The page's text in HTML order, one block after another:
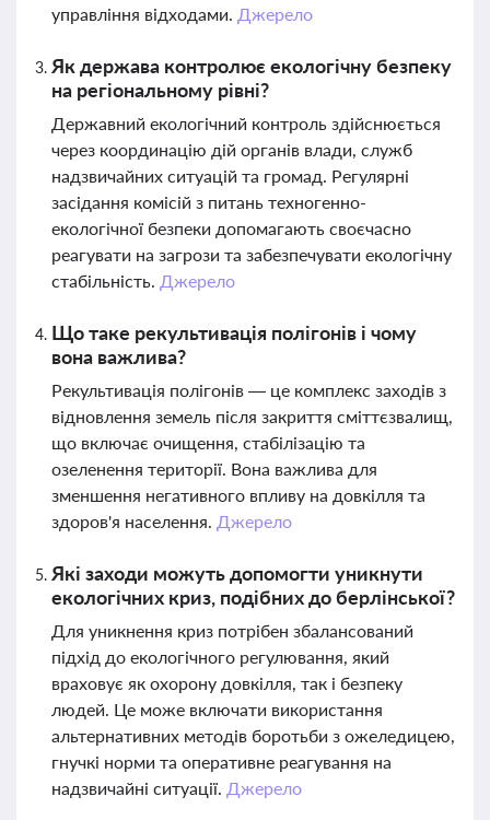
управління відходами. Джерело
Як держава контролює екологічну безпеку
на регіональному рівні?
Державний екологічний контроль здійснюється
через координацію дій органів влади, служб
надзвичайних ситуацій та громад. Регулярні
засідання комісій з питань техногенно-
екологічної безпеки допомагають своєчасно
реагувати на загрози та забезпечувати екологічну
стабільність. Джерело
Що таке рекультивація полігонів і чому
вона важлива?
Рекультивація полігонів — це комплекс заходів з
відновлення земель після закриття сміттєзвалищ,
що включає очищення, стабілізацію та
озеленення території. Вона важлива для
зменшення негативного впливу на довкілля та
здоров'я населення. Джерело
Які заходи можуть допомогти уникнути
екологічних криз, подібних до берлінської?
Для уникнення криз потрібен збалансований
підхід до екологічного регулювання, який
враховує як охорону довкілля, так і безпеку
людей. Це може включати використання
альтернативних методів боротьби з ожеледицею,
гнучкі норми та оперативне реагування на
надзвичайні ситуації. Джерело